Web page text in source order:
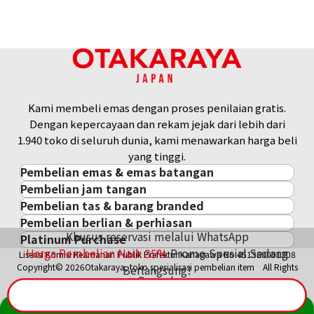
Khusus reservasi melalui WhatsApp
Harga Pembelian Naik35%Promo Spesial Sedang
Berlangsung!
Kami membeli emas dengan proses penilaian gratis.
Dengan kepercayaan dan rekam jejak dari lebih dari
1.940 toko di seluruh dunia, kami menawarkan harga beli
yang tinggi.
Pembelian emas & emas batangan
Pembelian emas & emas batangan
Emas Batangan / Gold Bar
Koin Emas
Harga Pasar Emas / Kurs Emas
Aksesoris Emas
Cincin Emas
Pembelian jam tangan
Pembelian jam tangan
ROLEX
PATEK PHILIPPE
AUDEMARS PIGUET
VACHERON CONSTANTIN
Pembelian tas & barang branded
Pembelian tas & barang branded
Cartier
LOUIS VUITTON
Hermès
Pembelian berlian & perhiasan
Pembelian berlian & perhiasan
Berlian
Zamrud
Platinum Purchase
Platinum
Lisensi Komisi Keamanan Publik Prefektur Kanagawa No.451380001308
Copyright© 2026Otakaraya, toko spesialisasi pembelian item All Rights
Reserved.